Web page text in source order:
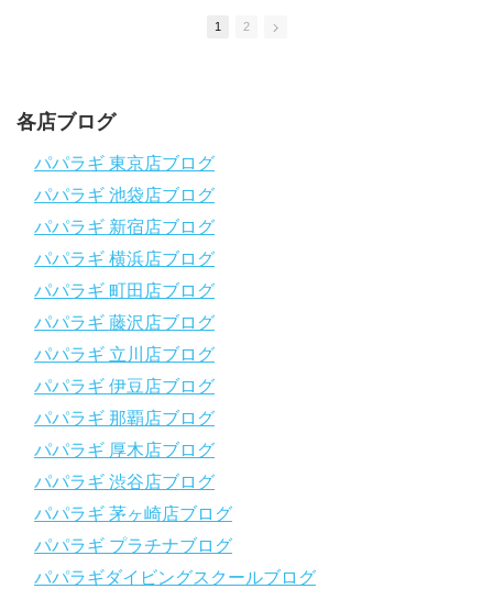
ダイビングのこんな情報を知りたいなどありましたらコメントを
～～～～～～～～～～～～～～～～～～～～～～～～～～～～
1986年創業！国内最大規模のスキューバダイビングスクール。
センス認定実績。
～～～～～～～～～～～～～～～～～～～～～～～～～～～～
【スマホで見れるWebマニュアル！】
パパラギ公式LINEにご登録の上、メニューから「動画資料」を
タップ！
↓↓↓↓↓↓こちら
https://www.papalagi.co.jp/lp/line_registration/.
＿＿＿＿＿＿＿＿＿＿＿＿＿＿＿＿＿＿＿＿＿＿＿＿＿＿＿＿
https://www.papalagi.co.jp/lp/line_registration/.
YouTubeで言えない話をこっそり配信
◆ライセンス取得の前に知っておきたい情報満載の動画はコチラ
https://youtu.be/UBiZ64WlU7c?si=I5rkY-mkfTCxZVn7
◆ライセンス取得コースについて知りたい方はコチラ
1 2
各店ブログ
パパラギ 東京店ブログ
パパラギ 池袋店ブログ
パパラギ 新宿店ブログ
パパラギ 横浜店ブログ
パパラギ 町田店ブログ
パパラギ 藤沢店ブログ
パパラギ 立川店ブログ
パパラギ 伊豆店ブログ
パパラギ 那覇店ブログ
パパラギ 厚木店ブログ
パパラギ 渋谷店ブログ
パパラギ 茅ヶ崎店ブログ
パパラギ プラチナブログ
パパラギダイビングスクールブログ